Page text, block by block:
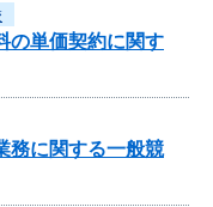
の単価契約に関す
務に関する一般競